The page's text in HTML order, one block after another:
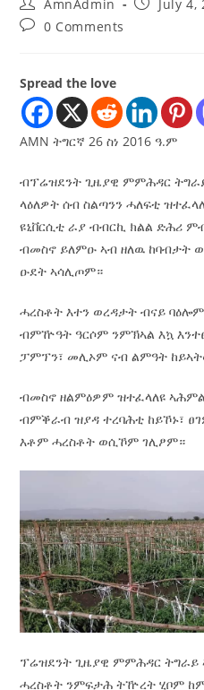
AmnAdmin July 4,
0 Comments
Spread the love
AMN ትግርኛ 26 ስነ 2016 ዓ.ም
ብፕሬዝደንት ጊዜያዊ ምምሕዳር
ላዕለዎት ሰብ ስልጣንን ሓለፍቲ
ዩኒቨርሲቲ ራያ ብብርኪ ክልል ድሕሪ
ብመስኖ ይለምዑ ኣብ ዘለዉ ከባብታት
ዑደት ኣሳሊጦም።
ሓረስቶት እተን ወረዳታት ብናይ
ብምዅዓት ዓርሶም ንምኽኣል እኳ
ፓምፕን፣ መሊኦም ናብ ልምዓት
ብመስኖ ዘልምዕዎም ዝተፈላለዩ
ብምቕራብ ዝያዳ ተረባሕቲ ከይኾኑ፣
እቶም ሓረስቶት ወሲኾም ገሊፆም።
ፕሬዝደንት ጊዜያዊ ምምሕዳር
ሓረስቶት ንምፍታሕ ትዅረት ሂቦም